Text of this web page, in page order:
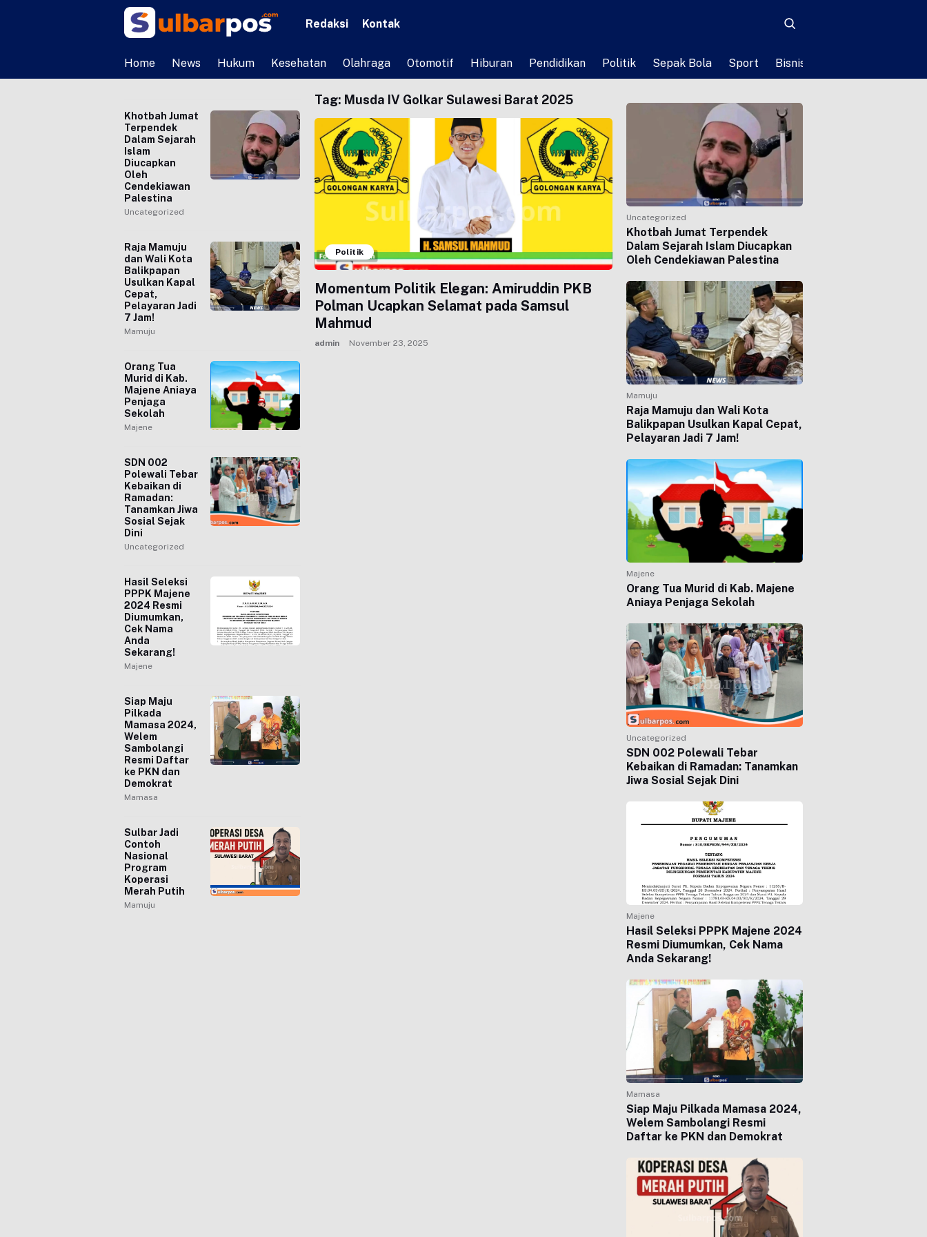
Redaksi Kontak
Home News Hukum Kesehatan Olahraga Otomotif Hiburan Pendidikan Politik Sepak Bola Sport Bisnis
Khotbah Jumat
Terpendek
Dalam Sejarah
Islam
Diucapkan
Oleh
Cendekiawan
Palestina
Uncategorized
Raja Mamuju
dan Wali Kota
Balikpapan
Usulkan Kapal
Cepat,
Pelayaran Jadi
7 Jam!
Mamuju
Orang Tua
Murid di Kab.
Majene Aniaya
Penjaga
Sekolah
Majene
SDN 002
Polewali Tebar
Kebaikan di
Ramadan:
Tanamkan Jiwa
Sosial Sejak
Dini
Uncategorized
Hasil Seleksi
PPPK Majene
2024 Resmi
Diumumkan,
Cek Nama
Anda
Sekarang!
Majene
Siap Maju
Pilkada
Mamasa 2024,
Welem
Sambolangi
Resmi Daftar
ke PKN dan
Demokrat
Mamasa
Sulbar Jadi
Contoh
Nasional
Program
Koperasi
Merah Putih
Mamuju
Tag: Musda IV Golkar Sulawesi Barat 2025
Politik
Momentum Politik Elegan: Amiruddin PKB
Polman Ucapkan Selamat pada Samsul
Mahmud
admin November 23, 2025
Uncategorized
Khotbah Jumat Terpendek
Dalam Sejarah Islam Diucapkan
Oleh Cendekiawan Palestina
Mamuju
Raja Mamuju dan Wali Kota
Balikpapan Usulkan Kapal Cepat,
Pelayaran Jadi 7 Jam!
Majene
Orang Tua Murid di Kab. Majene
Aniaya Penjaga Sekolah
Uncategorized
SDN 002 Polewali Tebar
Kebaikan di Ramadan: Tanamkan
Jiwa Sosial Sejak Dini
Majene
Hasil Seleksi PPPK Majene 2024
Resmi Diumumkan, Cek Nama
Anda Sekarang!
Mamasa
Siap Maju Pilkada Mamasa 2024,
Welem Sambolangi Resmi
Daftar ke PKN dan Demokrat